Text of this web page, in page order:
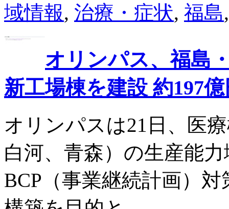
域情報, 治療・症状, 福島
オリンパス、福島
新工場棟を建設 約197
オリンパスは21日、医
白河、青森）の生産能
BCP（事業継続計画）